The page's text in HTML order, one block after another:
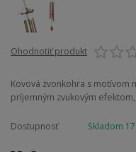
Ohodnotiť produkt
Kovová zvonkohra s
príjemným zvukovým efektom,
Dostupnosť Skladom